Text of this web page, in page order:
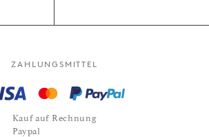
ZAHLUNGSMITTEL
Kauf auf Rechnung
Paypal